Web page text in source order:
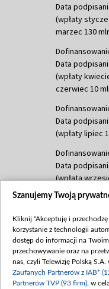
Data
(wpłaty
marzec 130
Data
(wpłaty
czerwiec 10
Data
(wpłaty lipiec
Data
(wpłata
(wpłata
mln, listopad
Data
(wpłata
Szanujemy Twoją
Kliknij "Akceptuję i
korzystanie z technologii
dostęp do informacji na
przechowywanie oraz na
nas, czyli Telewizję Polską S.A.
Zaufanych Partnerów z IAB*
Partnerów TVP (93 firm) , w